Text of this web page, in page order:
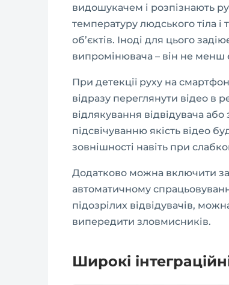
видошукачем і розпізнають
температуру людського тіла
об’єктів. Іноді для цього
випромінювача – він не менш
При детекції руху на
відразу переглянути відео в
відлякування відвідувача
підсвічуванню якість відео
зовнішності навіть при
Додатково можна включити
автоматичному
підозрілих відвідувачів,
випередити зловмисників.
Широкі